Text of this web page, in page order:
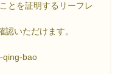
とを証明するリーフレ
いただけます。
qing-bao